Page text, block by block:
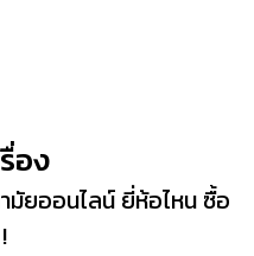
อง
มัยออนไลน์ ยี่ห้อไหน ซื้อ